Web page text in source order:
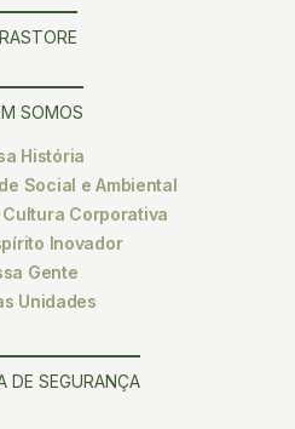
SOMOS
História
Social e Ambiental
Corporativa
Inovador
Gente
Unidades
DE SEGURANÇA